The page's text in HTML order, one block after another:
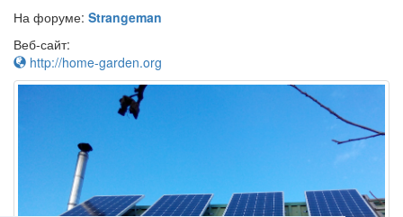
На форуме: Strangeman
Веб-сайт:
http://home-garden.org